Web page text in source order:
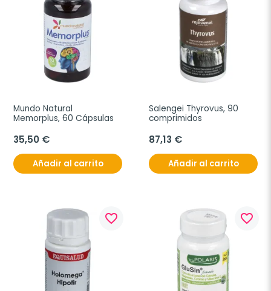
Mundo Natural
Memorplus, 60 Cápsulas
35,50 €
Añadir al carrito
Salengei Thyrovus, 90
comprimidos
87,13 €
Añadir al carrito
favorite_border favorite_border